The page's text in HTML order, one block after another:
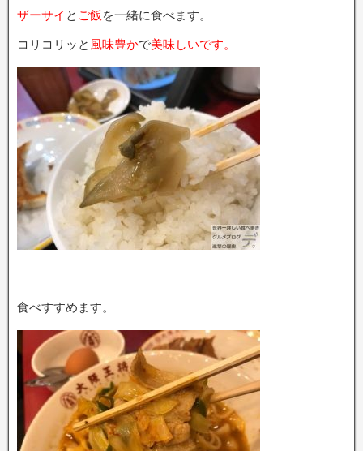
ザーサイ と ご飯 を一緒に食べます。
コリコリッと 風味豊かで美味しいです。
食べすすめます。